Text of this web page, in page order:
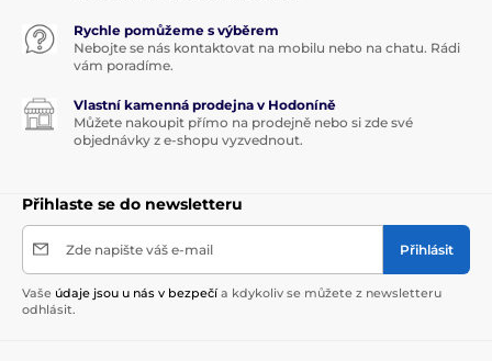
Rychle pomůžeme s výběrem
Nebojte se nás kontaktovat na mobilu nebo na chatu. Rádi
vám poradíme.
Vlastní kamenná prodejna v Hodoníně
Můžete nakoupit přímo na prodejně nebo si zde své
objednávky z e-shopu vyzvednout.
Přihlaste se do newsletteru
Zde napište váš e-mail Přihlásit
Vaše údaje jsou u nás v bezpečí a kdykoliv se můžete z newsletteru
odhlásit.